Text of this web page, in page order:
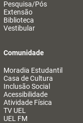
Pesquisa/Pós
Extensão
Biblioteca
Vestibular
Comunidade
Moradia Estudantil
Casa de Cultura
Inclusão Social
Acessibilidade
Atividade Física
TV UEL
UEL FM